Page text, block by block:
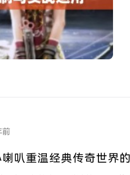
前
叭重温经典传奇世界